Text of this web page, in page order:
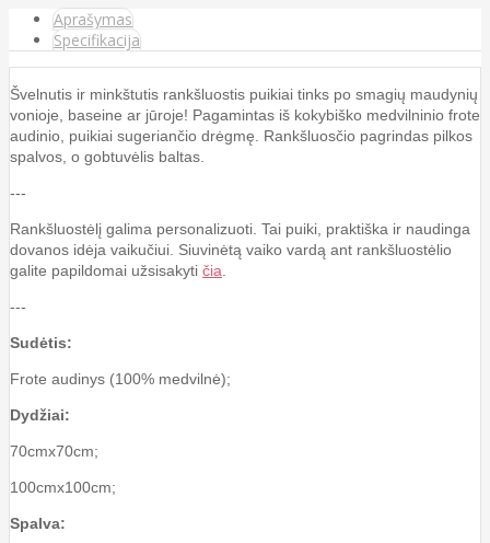
Aprašymas
Specifikacija
Švelnutis ir minkštutis rankšluostis puikiai tinks po smagių maudynių
vonioje, baseine ar jūroje! Pagamintas iš kokybiško medvilninio frote
audinio, puikiai sugeriančio drėgmę. Rankšluosčio pagrindas pilkos
spalvos, o gobtuvėlis baltas.
---
Rankšluostėlį galima personalizuoti. Tai puiki, praktiška ir naudinga
dovanos idėja vaikučiui. Siuvinėtą vaiko vardą ant rankšluostėlio
galite papildomai užsisakyti čia
---
Sudėtis:
Frote audinys (100% medvilnė);
Dydžiai:
70cmx70cm;
100cmx100cm;
Spalva: